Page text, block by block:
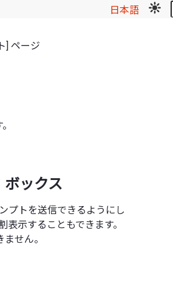
日本語
] ページ
ックス
プトを送信できるようにし
示することもできます。
せん。